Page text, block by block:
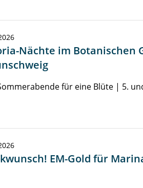
Nächte im Botanischen
für eine Blüte | 5.
EM-Gold für